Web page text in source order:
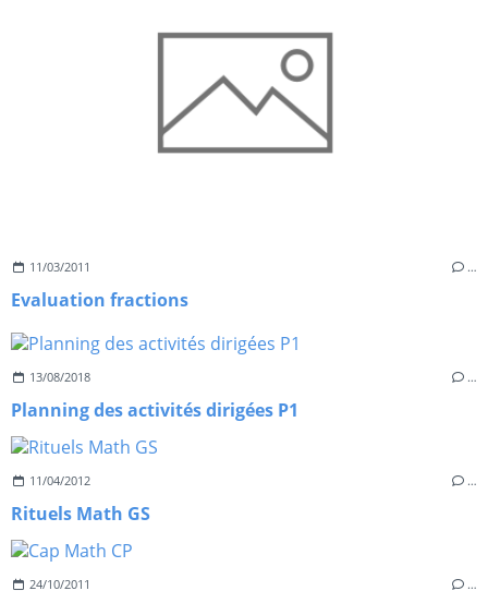
11/03/2011 …
Evaluation fractions
13/08/2018 …
Planning des activités dirigées P1
11/04/2012 …
Rituels Math GS
24/10/2011 …